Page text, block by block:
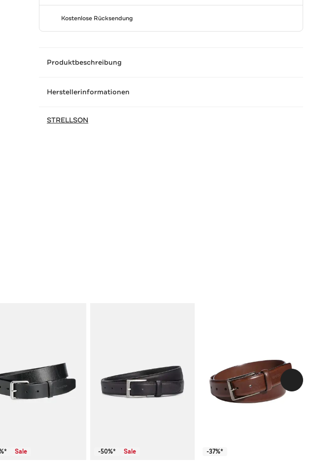
Kostenlose Rücksendung
Produktbeschreibung
Herstellerinformationen
STRELLSON
Sale -50%* Sale -37%*